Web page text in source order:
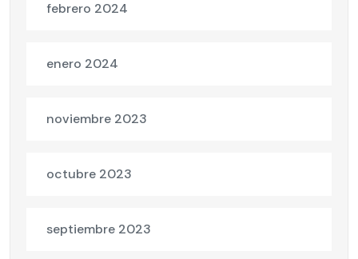
febrero 2024
enero 2024
noviembre 2023
octubre 2023
septiembre 2023